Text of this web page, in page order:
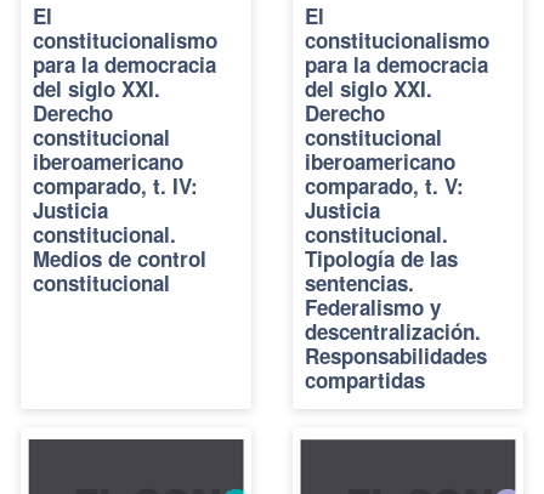
El
constitucionalismo
para la democracia
del siglo XXI.
Derecho
constitucional
iberoamericano
comparado, t. IV:
Justicia
constitucional.
Medios de control
constitucional
El
constitucionalismo
para la democracia
del siglo XXI.
Derecho
constitucional
iberoamericano
comparado, t. V:
Justicia
constitucional.
Tipología de las
sentencias.
Federalismo y
descentralización.
Responsabilidades
compartidas